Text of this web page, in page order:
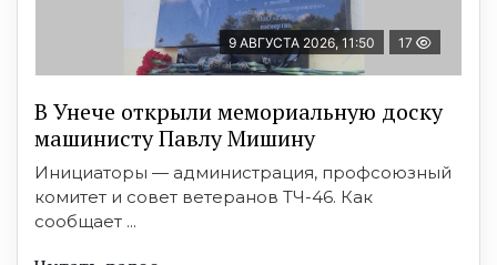
9 АВГУСТА 2026, 11:50 17
В Унече открыли мемориальную доску
машинисту Павлу Мишину
Инициаторы — администрация, профсоюзный
комитет и совет ветеранов ТЧ-46. Как
сообщает ...